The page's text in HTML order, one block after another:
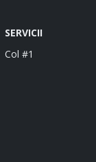
SERVICII
Col #1